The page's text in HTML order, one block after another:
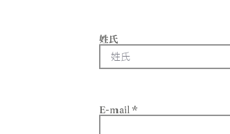
姓氏
E-mail